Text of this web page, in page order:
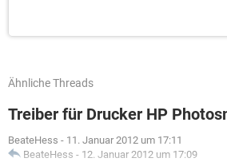
Ähnliche Threads
Treiber für Drucker HP
BeateHess - 11. Januar 2012 um 17:11
BeateHess - 12. Januar 2012 um 17:09